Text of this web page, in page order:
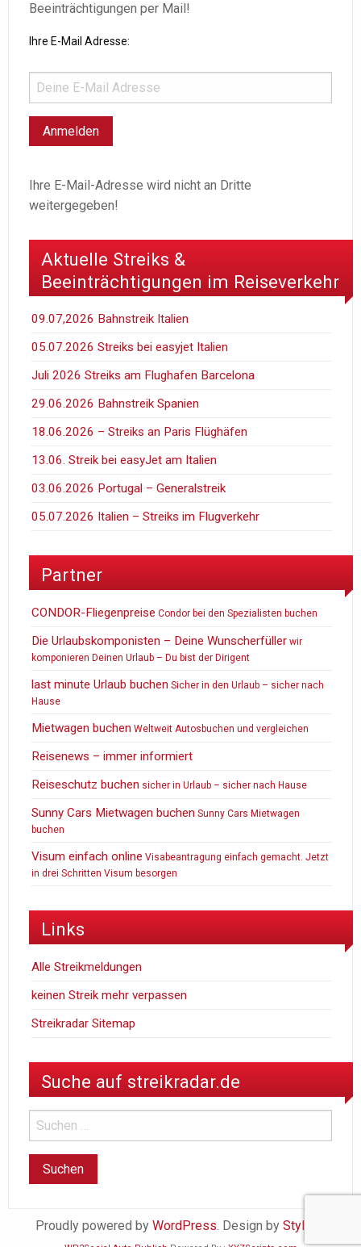
Beeinträchtigungen per Mail!
Ihre E-Mail Adresse:
Ihre E-Mail-Adresse wird nicht an Dritte
weitergegeben!
Aktuelle Streiks &
Beeinträchtigungen im Reiseverkehr
09.07,2026 Bahnstreik Italien
05.07.2026 Streiks bei easyjet Italien
Juli 2026 Streiks am Flughafen Barcelona
29.06.2026 Bahnstreik Spanien
18.06.2026 – Streiks an Paris Flüghäfen
13.06. Streik bei easyJet am Italien
03.06.2026 Portugal – Generalstreik
05.07.2026 Italien – Streiks im Flugverkehr
Partner
CONDOR-Fliegenpreise Condor bei den Spezialisten buchen
Die Urlaubskomponisten – Deine Wunscherfüller wir
komponieren Deinen Urlaub – Du bist der Dirigent
last minute Urlaub buchen Sicher in den Urlaub – sicher nach
Hause
Mietwagen buchen Weltweit Autosbuchen und vergleichen
Reisenews – immer informiert
Reiseschutz buchen sicher in Urlaub – sicher nach Hause
Sunny Cars Mietwagen buchen Sunny Cars Mietwagen
buchen
Visum einfach online Visabeantragung einfach gemacht. Jetzt
in drei Schritten Visum besorgen
Links
Alle Streikmeldungen
keinen Streik mehr verpassen
Streikradar Sitemap
Suche auf streikradar.de
Proudly powered by WordPress . Design by StylishWP